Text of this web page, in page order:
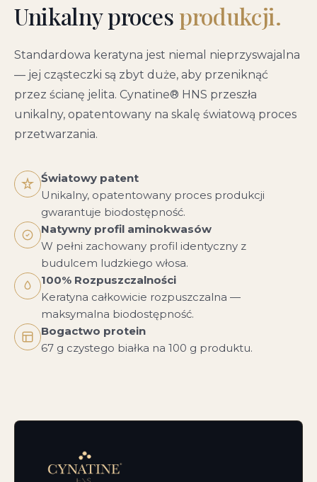
Unikalny procesprodukcji.
Standardowa keratyna jest niemal nieprzyswajalna
— jej cząsteczki są zbyt duże, aby przeniknąć
przez ścianę jelita. Cynatine® HNS przeszła
unikalny, opatentowany na skalę światową proces
przetwarzania.
Światowy patent
Unikalny, opatentowany proces produkcji
gwarantuje biodostępność.
Natywny profil aminokwasów
W pełni zachowany profil identyczny z
budulcem ludzkiego włosa.
100% Rozpuszczalności
Keratyna całkowicie rozpuszczalna —
maksymalna biodostępność.
Bogactwo protein
67 g czystego białka na 100 g produktu.